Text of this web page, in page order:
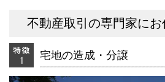
不動産取引の専門家にお
宅地の造成・分譲